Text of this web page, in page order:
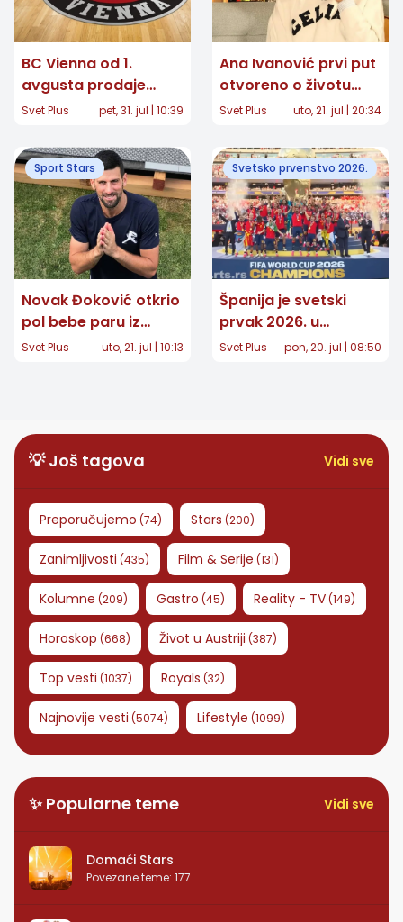
BC Vienna od 1.
avgusta prodaje
sezonske karte:
evropska košarka
stižu u Beč
Svet Plus pet, 31. jul | 10:39
Ana Ivanović prvi put
otvoreno o životu
posle tenisa: "Imala
panike"
Svet Plus uto, 21. jul | 20:34
Sport Stars
Novak Đoković otkrio
pol bebe paru iz
Velike Britanije:
Svet Plus uto, 21. jul | 10:13
Svetsko prvenstvo 2026.
Španija je svetski
prvak 2026. u
fudbalu: Argentina
Svet Plus pon, 20. jul | 08:50
💡 Još tagova Vidi sve
Preporučujemo (74) Stars (200)
Zanimljivosti (435) Film & Serije (131)
Kolumne (209) Gastro (45) Reality - TV(149)
Horoskop (668) Život u Austriji (387)
Top vesti (1037) Royals (32)
Najnovije vesti (5074) Lifestyle (1099)
✨ Popularne teme Vidi sve
Domaći Stars
Povezane teme: 177